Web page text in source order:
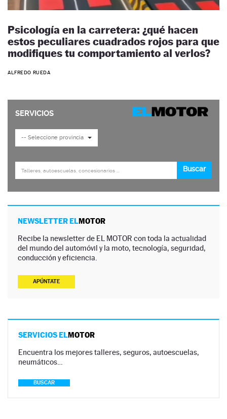
Psicología en la carretera: ¿qué hacen
estos peculiares cuadrados rojos para que
modifiques tu comportamiento al verlos?
ALFREDO RUEDA
NEWSLETTER ELMOTOR
Recibe la newsletter de EL MOTOR con toda la actualidad
del mundo del automóvil y la moto, tecnología, seguridad,
conducción y eficiencia.
APÚNTATE
SERVICIOS ELMOTOR
Encuentra los mejores talleres, seguros, autoescuelas,
neumáticos…
BUSCAR